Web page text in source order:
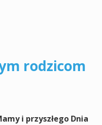
rodzicom
i przyszłego Dnia